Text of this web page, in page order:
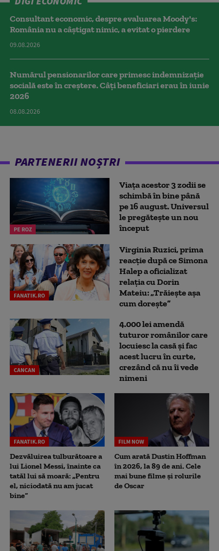
Consultant economic, despre evaluarea Moody's:
România nu a câştigat nimic, a evitat o pierdere
09.08.2026
Numărul pensionarilor care primesc indemnizaţie
socială este în creștere. Câți beneficiari erau în iunie
2026
08.08.2026
PARTENERII NOȘTRI
PE ROZ
Viața acestor 3 zodii se
schimbă în bine până
pe 16 august. Universul
le pregătește un nou
început
FANATIK.RO
Virginia Ruzici, prima
reacție după ce Simona
Halep a oficializat
relația cu Dorin
Mateiu: „Trăiește așa
cum dorește”
CANCAN
4.000 lei amendă
tuturor românilor care
locuiesc la casă și fac
acest lucru în curte,
crezând că nu îi vede
nimeni
FANATIK.RO
Dezvăluirea tulburătoare a
lui Lionel Messi, înainte ca
tatăl lui să moară: „Pentru
el, niciodată nu am jucat
bine”
FILM NOW
Cum arată Dustin Hoffman
în 2026, la 89 de ani. Cele
mai bune filme și rolurile
de Oscar